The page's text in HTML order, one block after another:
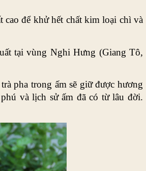
cao để khử hết chất kim loại chì và
tại vùng Nghi Hưng (Giang Tô,
pha trong ấm sẽ giữ được hương
và lịch sử ấm đã có từ lâu đời.